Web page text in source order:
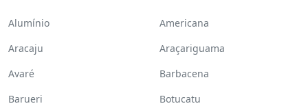
Alumínio
Americana
Aracaju
Araçariguama
Avaré
Barbacena
Barueri
Botucatu